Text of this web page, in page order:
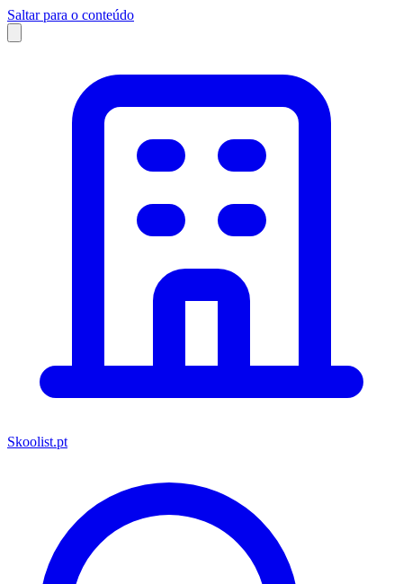
Saltar para o conteúdo
Skoolist.pt